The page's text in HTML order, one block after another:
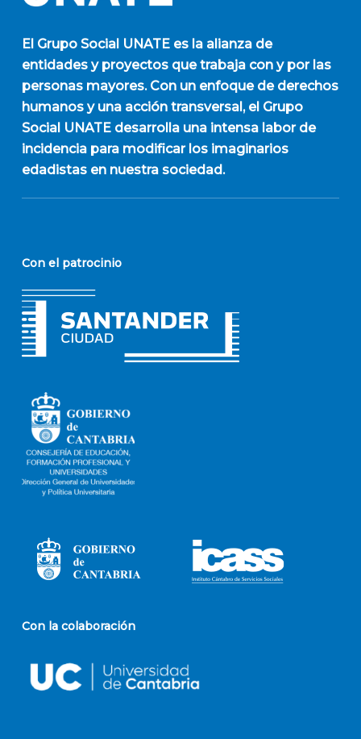
El Grupo Social UNATEes la alianza de
entidades y proyectos que trabaja con y por las
personas mayores. Con un enfoque de derechos
humanos y una acción transversal, el Grupo
Social UNATE desarrolla una intensa labor de
incidencia para modificar los imaginarios
edadistas en nuestra sociedad.
Con el patrocinio
Con la colaboración